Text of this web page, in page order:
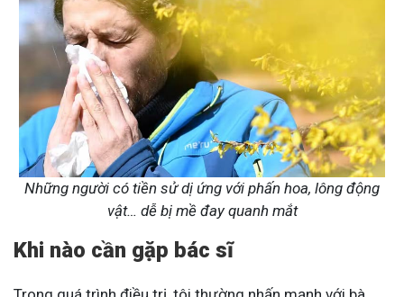
Những người có tiền sử dị ứng với phấn hoa, lông động
vật… dễ bị mề đay quanh mắt
Khi nào cần gặp bác sĩ